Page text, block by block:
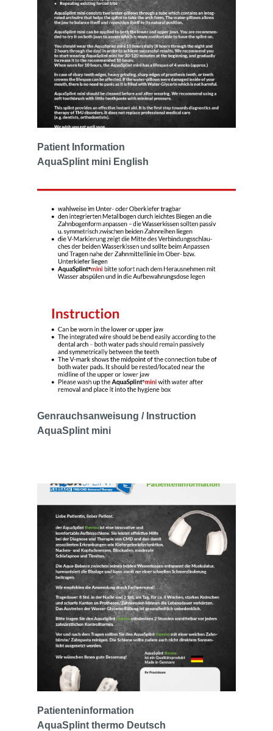
Patient Information
AquaSplint mini English
Genrauchsanweisung / Instruction
AquaSplint mini
Patienteninformation
AquaSplint thermo Deutsch